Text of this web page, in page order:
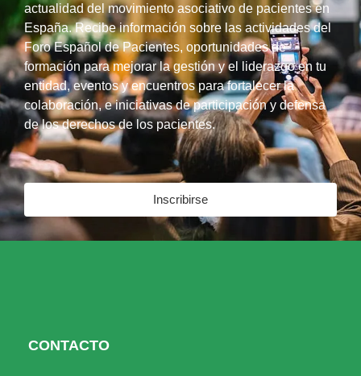
actualidad del movimiento asociativo de pacientes en
España. Recibe información sobre las actividades del
Foro Español de Pacientes, oportunidades de
formación para mejorar la gestión y el liderazgo en tu
entidad, eventos y encuentros para fortalecer la
colaboración, e iniciativas de participación y defensa
de los derechos de los pacientes.
Inscribirse
CONTACTO